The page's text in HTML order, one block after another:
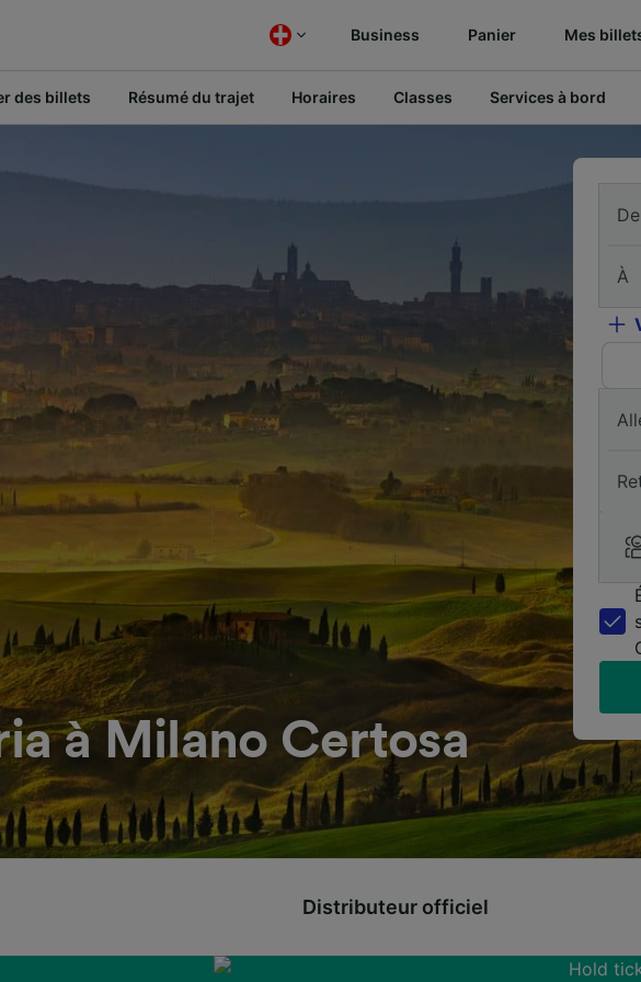
Business Panier Mes
des billets Résumé du trajet Horaires Classes Services à bord
à Milano Certosa
De
À
Distributeur officiel